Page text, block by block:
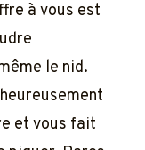
à vous est
le nid.
et vous fait